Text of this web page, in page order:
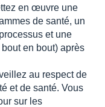
en œuvre une
de santé, un
et une
bout en bout) après
au respect de
et de santé. Vous
sur les